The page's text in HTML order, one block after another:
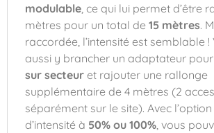
modulable , ce qui lui permet d’être
mètres pour un total de 15 mètres.
raccordée, l’intensité est semblable
aussi y brancher un adaptateur
sur secteur et rajouter une rallonge
supplémentaire de 4 mètres (2
séparément sur le site). Avec
d’intensité à 50% ou 100% , vous